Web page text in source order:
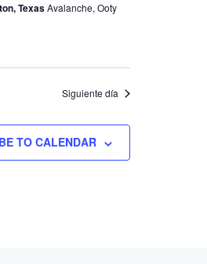
TexasAvalanche, Ooty
Siguiente día
TO CALENDAR